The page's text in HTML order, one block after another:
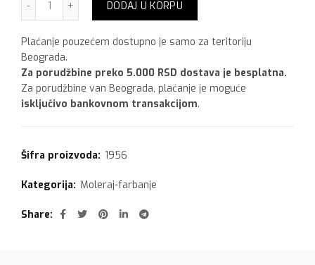
DODAJ U KORPU
Plaćanje pouzećem dostupno je samo za teritoriju
Beograda.
Za porudžbine preko 5.000 RSD dostava je besplatna.
Za porudžbine van Beograda, plaćanje je moguće
isključivo bankovnom transakcijom.
Šifra proizvoda: 1956
Kategorija: Moleraj-farbanje
Share